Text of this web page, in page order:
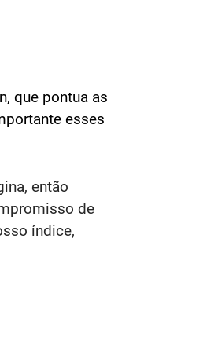
que pontua as
esses
então
de
índice,